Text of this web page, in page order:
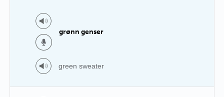
grønn genser
green sweater